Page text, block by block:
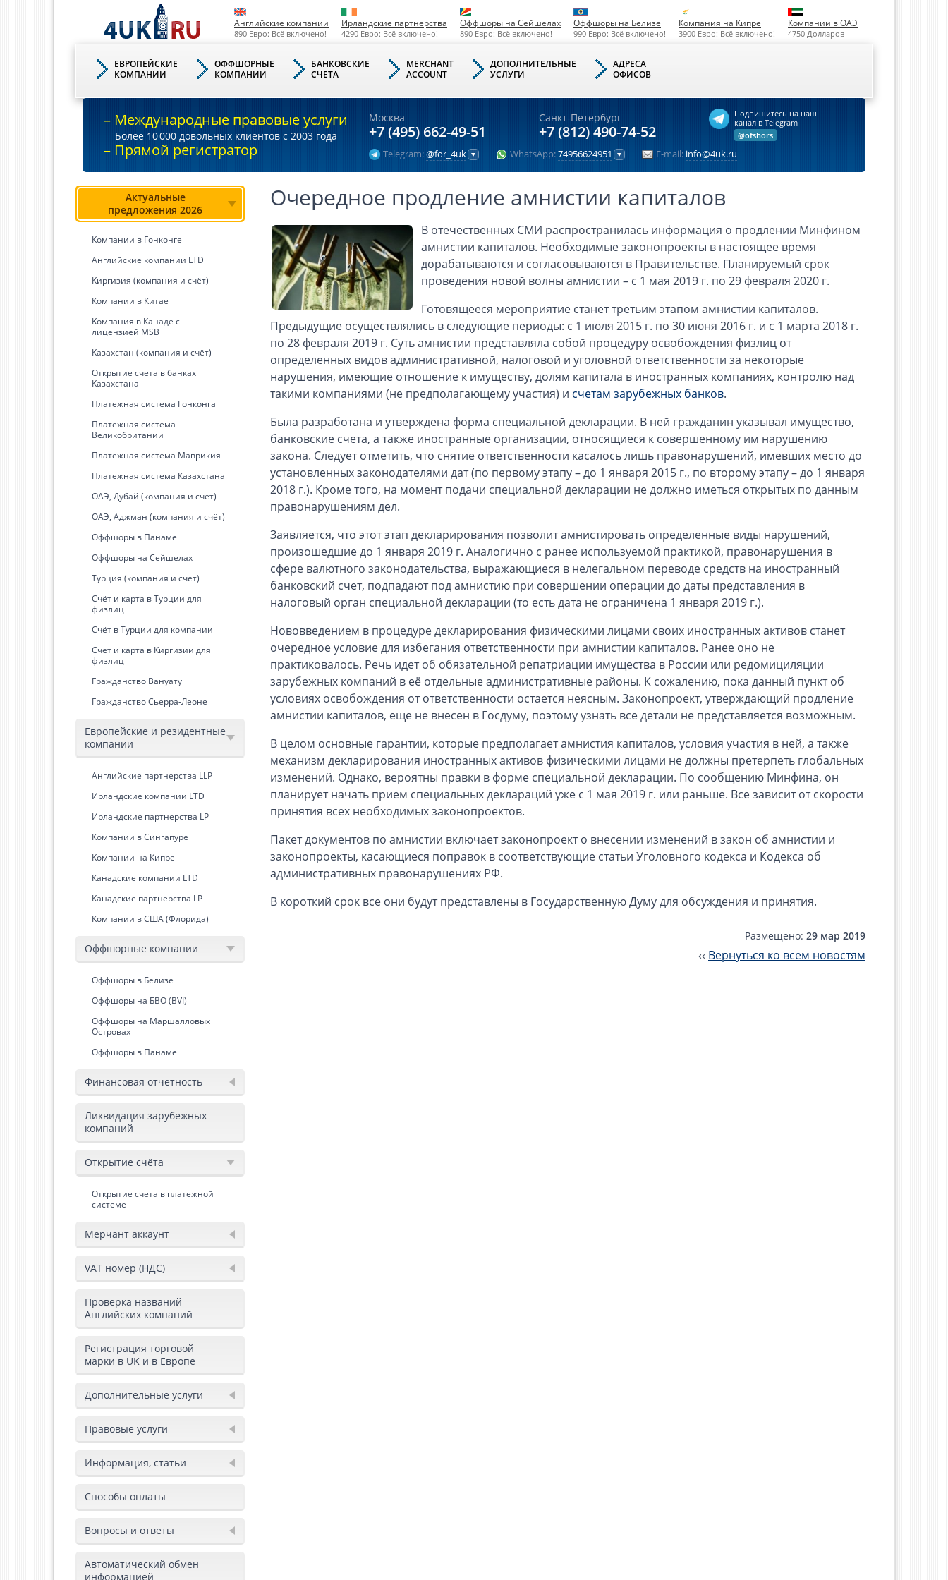
Английские компании
890 Евро: Всё включено!
Ирландские партнерства
4290 Евро: Всё включено!
Оффшоры на Сейшелах
890 Евро: Всё включено!
Оффшоры на Белизе
990 Евро: Всё включено!
Компания на Кипре
3900 Евро: Всё включено!
Компании в ОАЭ
4750 Долларов
ЕВРОПЕЙСКИЕ
КОМПАНИИ
ОФФШОРНЫЕ
КОМПАНИИ
БАНКОВСКИЕ
СЧЕТА
MERCHANT
ACCOUNT
ДОПОЛНИТЕЛЬНЫЕ
УСЛУГИ
АДРЕСА
ОФИСОВ
– Международные правовые услуги
Более 10000 довольных клиентов с 2003 года
– Прямой регистратор
Москва
+7 (495) 662-49-51
Санкт-Петербург
+7 (812) 490-74-52
Подпишитесь на наш
канал в Telegram
@ofshors
Telegram:@for_4uk WhatsApp:74956624951 E-mail: info@4uk.ru
Актуальные
предложения 2026
Компании в Гонконге
Английские компании LTD
Киргизия (компания и счёт)
Компании в Китае
Kомпания в Канаде с
лицензией MSB
Казахстан (компания и счёт)
Открытие счета в банках
Казахстана
Платежная система Гонконга
Платежная система
Великобритании
Платежная система Маврикия
Платежная система Казахстана
ОАЭ, Дубай (компания и счёт)
ОАЭ, Аджман (компания и счёт)
Оффшоры в Панаме
Оффшоры на Сейшелах
Турция (компания и счёт)
Счёт и карта в Турции для
физлиц
Cчёт в Турции для компании
Счёт и карта в Киргизии для
физлиц
Гражданство Вануату
Гражданство Сьерра-Леоне
Европейские и резидентные
компании
Английские партнерства LLP
Ирландские компании LTD
Ирландские партнерства LP
Компании в Сингапуре
Компании на Кипре
Канадские компании LTD
Канадские партнерства LP
Компании в США (Флорида)
Оффшорные компании
Оффшоры в Белизе
Оффшоры на БВО (BVI)
Оффшоры на Маршалловых
Островах
Оффшоры в Панаме
Финансовая отчетность
Ликвидация зарубежных
компаний
Открытие счёта
Открытие счета в платежной
системе
Мерчант аккаунт
VAT номер (НДС)
Проверка названий
Английских компаний
Регистрация торговой
марки в UK и в Европе
Дополнительные услуги
Правовые услуги
Информация, статьи
Способы оплаты
Вопросы и ответы
Автоматический обмен
информацией
Очередное продление амнистии капиталов
В отечественных СМИ распространилась информация о продлении Минфином
амнистии капиталов. Необходимые законопроекты в настоящее время
дорабатываются и согласовываются в Правительстве. Планируемый срок
проведения новой волны амнистии – с 1 мая 2019 г. по 29 февраля 2020 г.
Готовящееся мероприятие станет третьим этапом амнистии капиталов.
Предыдущие осуществлялись в следующие периоды: с 1 июля 2015 г. по 30 июня 2016 г. и с 1 марта 2018 г.
по 28 февраля 2019 г. Суть амнистии представляла собой процедуру освобождения физлиц от
определенных видов административной, налоговой и уголовной ответственности за некоторые
нарушения, имеющие отношение к имуществу, долям капитала в иностранных компаниях, контролю над
такими компаниями (не предполагающему участия) и счетам зарубежных банков.
Была разработана и утверждена форма специальной декларации. В ней гражданин указывал имущество,
банковские счета, а также иностранные организации, относящиеся к совершенному им нарушению
закона. Следует отметить, что снятие ответственности касалось лишь правонарушений, имевших место до
установленных законодателями дат (по первому этапу – до 1 января 2015 г., по второму этапу – до 1 января
2018 г.). Кроме того, на момент подачи специальной декларации не должно иметься открытых по данным
правонарушениям дел.
Заявляется, что этот этап декларирования позволит амнистировать определенные виды нарушений,
произошедшие до 1 января 2019 г. Аналогично с ранее используемой практикой, правонарушения в
сфере валютного законодательства, выражающиеся в нелегальном переводе средств на иностранный
банковский счет, подпадают под амнистию при совершении операции до даты представления в
налоговый орган специальной декларации (то есть дата не ограничена 1 января 2019 г.).
Нововведением в процедуре декларирования физическими лицами своих иностранных активов станет
очередное условие для избегания ответственности при амнистии капиталов. Ранее оно не
практиковалось. Речь идет об обязательной репатриации имущества в России или редомициляции
зарубежных компаний в её отдельные административные районы. К сожалению, пока данный пункт об
условиях освобождения от ответственности остается неясным. Законопроект, утверждающий продление
амнистии капиталов, еще не внесен в Госдуму, поэтому узнать все детали не представляется возможным.
В целом основные гарантии, которые предполагает амнистия капиталов, условия участия в ней, а также
механизм декларирования иностранных активов физическими лицами не должны претерпеть глобальных
изменений. Однако, вероятны правки в форме специальной декларации. По сообщению Минфина, он
планирует начать прием специальных деклараций уже с 1 мая 2019 г. или раньше. Все зависит от скорости
принятия всех необходимых законопроектов.
Пакет документов по амнистии включает законопроект о внесении изменений в закон об амнистии и
законопроекты, касающиеся поправок в соответствующие статьи Уголовного кодекса и Кодекса об
административных правонарушениях РФ.
В короткий срок все они будут представлены в Государственную Думу для обсуждения и принятия.
Размещено: 29 мар 2019
‹‹ Вернуться ко всем новостям